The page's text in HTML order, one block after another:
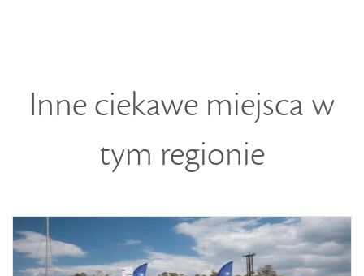
Inne ciekawe miejsca w
tym regionie